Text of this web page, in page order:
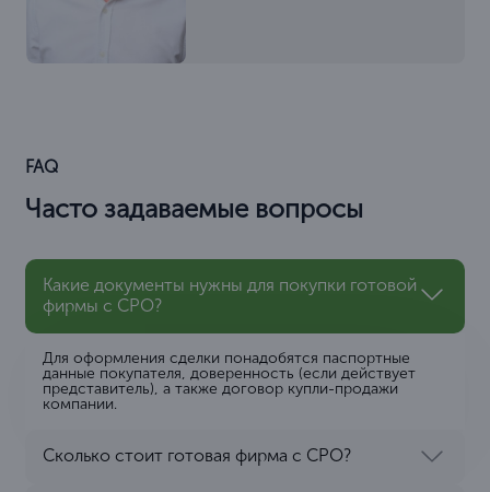
FAQ
Часто задаваемые вопросы
Какие документы нужны для покупки готовой
фирмы с СРО?
Для оформления сделки понадобятся паспортные
данные покупателя, доверенность (если действует
представитель), а также договор купли-продажи
компании.
Сколько стоит готовая фирма с СРО?